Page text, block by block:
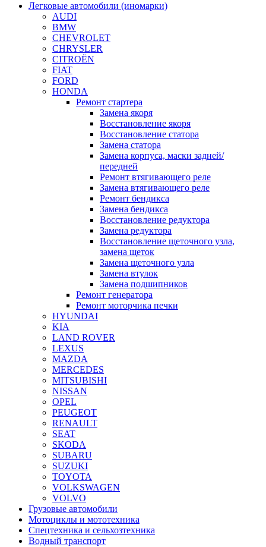
Легковые автомобили (иномарки)
AUDI
BMW
CHEVROLET
CHRYSLER
CITROЁN
FIAT
FORD
HONDA
Ремонт стартера
Замена якоря
Восстановление якоря
Восстановление статора
Замена статора
Замена корпуса, маски задней/
передней
Ремонт втягивающего реле
Замена втягивающего реле
Ремонт бендикса
Замена бендикса
Восстановление редуктора
Замена редуктора
Восстановление щеточного узла,
замена щеток
Замена щеточного узла
Замена втулок
Замена подшипников
Ремонт генератора
Ремонт моторчика печки
HYUNDAI
KIA
LAND ROVER
LEXUS
MAZDA
MERCEDES
MITSUBISHI
NISSAN
OPEL
PEUGEOT
RENAULT
SEAT
SKODA
SUBARU
SUZUKI
TOYOTA
VOLKSWAGEN
VOLVO
Грузовые автомобили
Мотоциклы и мототехника
Спецтехника и сельхозтехника
Водный транспорт